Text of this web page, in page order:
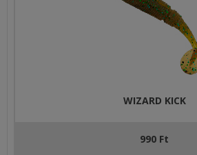
WIZARD KICK
990 Ft